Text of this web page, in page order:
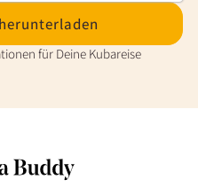
für Deine Kubareise